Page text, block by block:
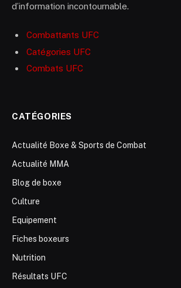
d’information incontournable.
Combattants UFC
Catégories UFC
Combats UFC
CATÉGORIES
Actualité Boxe & Sports de Combat
Actualité MMA
Blog de boxe
Culture
Equipement
Fiches boxeurs
Nutrition
Résultats UFC